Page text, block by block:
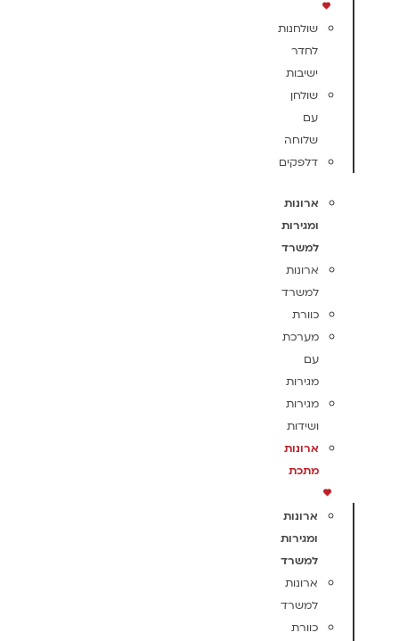
שולחנות
לחדר
ישיבות
שולחן
עם
שלוחה
דלפקים
ארונות
ומגירות
למשרד
ארונות
למשרד
כוורת
מערכת
עם
מגירות
מגירות
ושידות
ארונות
מתכת
ארונות
ומגירות
למשרד
ארונות
למשרד
כוורת